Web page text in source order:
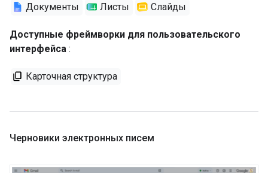
Документы Листы Слайды
Доступные фреймворки для пользовательского
интерфейса :
Карточная структура
Черновики электронных писем